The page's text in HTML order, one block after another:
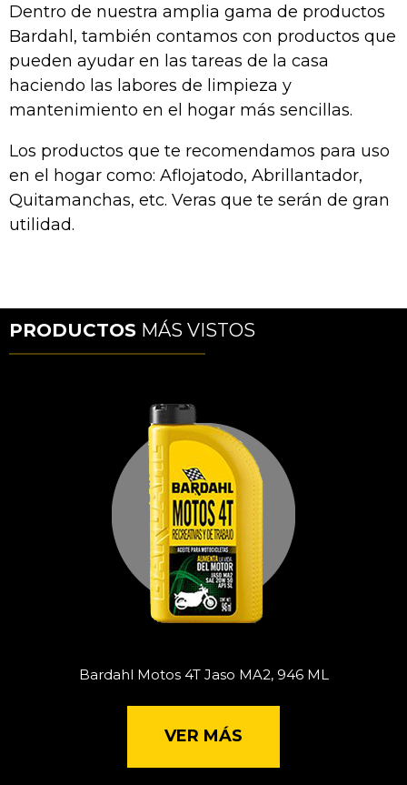
Dentro de nuestra amplia gama de productos
Bardahl, también contamos con productos que
pueden ayudar en las tareas de la casa
haciendo las labores de limpieza y
mantenimiento en el hogar más sencillas.
Los productos que te recomendamos para uso
en el hogar como: Aflojatodo, Abrillantador,
Quitamanchas, etc. Veras que te serán de gran
utilidad.
PRODUCTOS MÁS VISTOS
Bardahl Motos 4T Jaso MA2, 946 ML
VER MÁS